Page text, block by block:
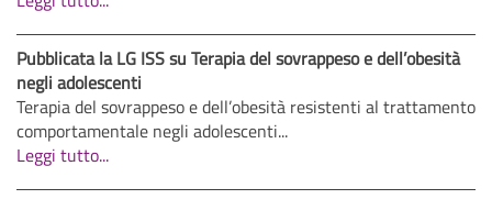
Pubblicata la LG ISS su Terapia del sovrappeso e dell’obesità
negli adolescenti
Terapia del sovrappeso e dell’obesità resistenti al trattamento
comportamentale negli adolescenti...
Leggi tutto...